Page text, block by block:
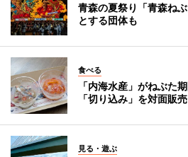
青森の夏祭り「青森ね
とする団体も
食べる
「内海水産」がねぶた
「切り込み」を対面販売
見る・遊ぶ